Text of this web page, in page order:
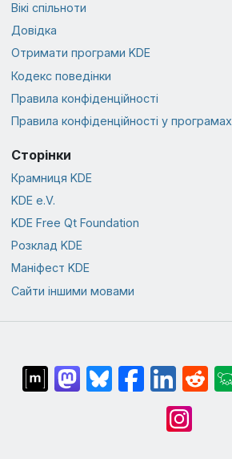
Вікі спільноти
Довідка
Отримати програми KDE
Кодекс поведінки
Правила конфіденційності
Правила конфіденційності у програмах
Сторінки
Крамниця KDE
KDE e.V.
KDE Free Qt Foundation
Розклад KDE
Маніфест KDE
Сайти іншими мовами